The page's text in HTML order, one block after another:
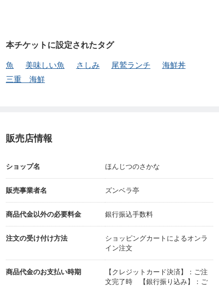
本チケットに設定されたタグ
魚 美味しい魚 さしみ 尾鷲ランチ
海鮮丼
三重 海鮮
販売店情報
ショップ名 ほんじつのさかな
販売事業者名 ズンベラ亭
商品代金以外の必要料金 銀行振込手数料
注文の受け付け方法
ショッピングカートによるオンラ
イン注文
商品代金のお支払い時期
【クレジットカード決済】：ご注
文完了時 【銀行振り込み】：ご